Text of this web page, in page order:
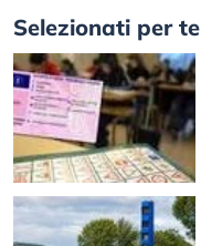
Selezionati per te